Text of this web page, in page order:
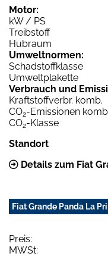
Motor:
kW / PS
Treibstoff
Hubraum
Umweltnormen:
Schadstoffklasse
Umweltplakette
Verbrauch und
Kraftstoffverbr. komb.
CO2-Emissionen
CO2-Klasse
Standort
Details zum Fiat
Fiat Grande Panda La
Preis:
MWSt: